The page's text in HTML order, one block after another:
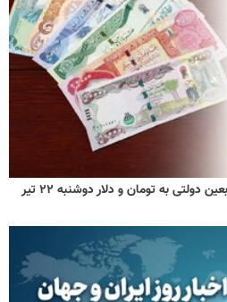
قیمت دینار عراق امروز + نرخ ارز اربعین دولتی به تومان و دلار دوشنبه ۲۲ تیر